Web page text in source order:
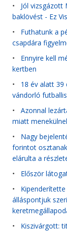
• Jól vizsgázott
baklövést - Ez
• Futhatunk a
csapdára
• Ennyire kell
kertben
• 18 év alatt 39
vándorló
• Azonnal
miatt
• Nagy
forintot
elárulta a
• Először
•
álláspontjuk
• Kiszivárgott: